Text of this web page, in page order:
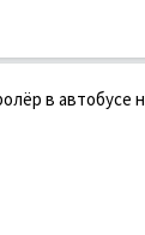
в автобусе